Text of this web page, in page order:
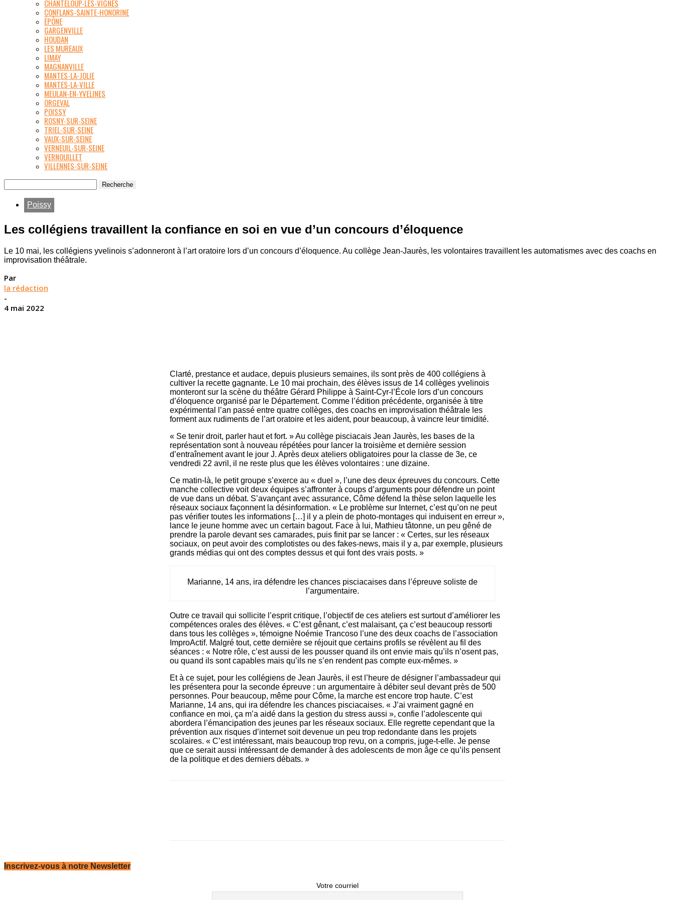
CHANTELOUP-LES-VIGNES
CONFLANS-SAINTE-HONORINE
ÉPÔNE
GARGENVILLE
HOUDAN
LES MUREAUX
LIMAY
MAGNANVILLE
MANTES-LA-JOLIE
MANTES-LA-VILLE
MEULAN-EN-YVELINES
ORGEVAL
POISSY
ROSNY-SUR-SEINE
TRIEL-SUR-SEINE
VAUX-SUR-SEINE
VERNEUIL-SUR-SEINE
VERNOUILLET
VILLENNES-SUR-SEINE
Poissy
Les collégiens travaillent la confiance en soi en vue d’un concours d’éloquence
Le 10 mai, les collégiens yvelinois s’adonneront à l’art oratoire lors d’un concours d’éloquence. Au collège Jean-Jaurès, les volontaires travaillent les automatismes avec des coachs en
improvisation théâtrale.
Par
la rédaction
-
4 mai 2022
Clarté, prestance et audace, depuis plusieurs semaines, ils sont près de 400 collégiens à
cultiver la recette gagnante. Le 10 mai prochain, des élèves issus de 14 collèges yvelinois
monteront sur la scène du théâtre Gérard Philippe à Saint-Cyr-l’École lors d’un concours
d’éloquence organisé par le Département. Comme l’édition précédente, organisée à titre
expérimental l’an passé entre quatre collèges, des coachs en improvisation théâtrale les
forment aux rudiments de l’art oratoire et les aident, pour beaucoup, à vaincre leur timidité.
« Se tenir droit, parler haut et fort. » Au collège pisciacais Jean Jaurès, les bases de la
représentation sont à nouveau répétées pour lancer la troisième et dernière session
d’entraînement avant le jour J. Après deux ateliers obligatoires pour la classe de 3e, ce
vendredi 22 avril, il ne reste plus que les élèves ­volontaires : une dizaine.
Ce matin-là, le petit groupe s’exerce au « duel », l’une des deux épreuves du concours. Cette
manche collective voit deux équipes s’affronter à coups d’arguments pour défendre un point
de vue dans un débat. S’avançant avec assurance, Côme défend la thèse selon laquelle les
réseaux sociaux façonnent la désinformation. « Le problème sur Internet, c’est qu’on ne peut
pas vérifier toutes les informations […] il y a plein de photo-montages qui induisent en erreur »,
lance le jeune homme avec un certain bagout. Face à lui, Mathieu tâtonne, un peu gêné de
prendre la parole devant ses camarades, puis finit par se lancer : « Certes, sur les réseaux
sociaux, on peut avoir des complotistes ou des fakes-news, mais il y a, par exemple, plusieurs
grands médias qui ont des comptes dessus et qui font des vrais posts. »
Marianne, 14 ans, ira défendre les chances pisciacaises dans l’épreuve soliste de
l’argumentaire.
Outre ce travail qui sollicite l’esprit critique, l’objectif de ces ateliers est surtout d’améliorer les
compétences orales des élèves. « C’est gênant, c’est malaisant, ça c’est beaucoup ressorti
dans tous les collèges », témoigne Noémie Trancoso l’une des deux coachs de l’association
ImproActif. Malgré tout, cette dernière se réjouit que certains profils se révèlent au fil des
séances : « Notre rôle, c’est aussi de les pousser quand ils ont envie mais qu’ils n’osent pas,
ou quand ils sont capables mais qu’ils ne s’en rendent pas compte eux-mêmes. »
Et à ce sujet, pour les collégiens de Jean Jaurès, il est l’heure de désigner l’ambassadeur qui
les présentera pour la seconde épreuve : un argumentaire à débiter seul devant près de 500
personnes. Pour beaucoup, même pour Côme, la marche est encore trop haute. C’est
Marianne, 14 ans, qui ira défendre les chances pisciacaises. « J’ai vraiment gagné en
confiance en moi, ça m’a aidé dans la gestion du stress aussi », confie l’adolescente qui
abordera l’émancipation des jeunes par les réseaux sociaux. Elle regrette cependant que la
prévention aux risques d’internet soit devenue un peu trop redondante dans les projets
scolaires. « C’est intéressant, mais beaucoup trop revu, on a compris, juge-t-elle. Je pense
que ce serait aussi intéressant de demander à des adolescents de mon âge ce qu’ils pensent
de la politique et des derniers débats. »
Inscrivez-vous à notre Newsletter
Votre courriel